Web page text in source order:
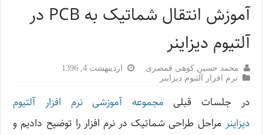
آموزش انتقال شماتیک به PCB در
آلتیوم دیزاینر
محمد حسین کوهی قمصری
اردیبهشت 4, 1396
نرم افزار آلتیوم دیزاینر
در جلسات قبلی مجموعه آموزشی نرم افزار آلتیوم
دیزاینر مراحل طراحی شماتیک در نرم افزار را توضیح دادیم و